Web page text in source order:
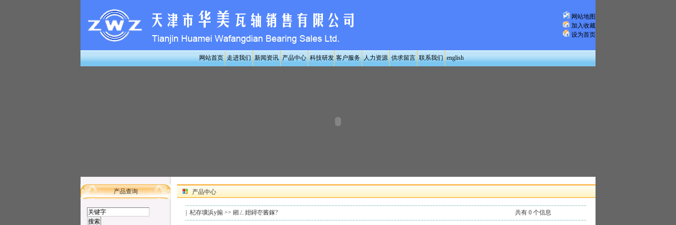
网站地图
加入收藏
设为首页
网站首页 走进我们 新闻资讯产品中心科技研发客户服务人力资源 供求留言 联系我们 english
产品查询 产品中心
杞存壙浜у搧 >> 鎺ㄥ姏鐞冭酱鎵? 共有 0 个信息